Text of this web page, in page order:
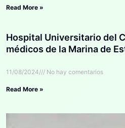
Read More »
Hospital Universitario del
médicos de la Marina de
11/08/2024 No hay comentarios
Read More »